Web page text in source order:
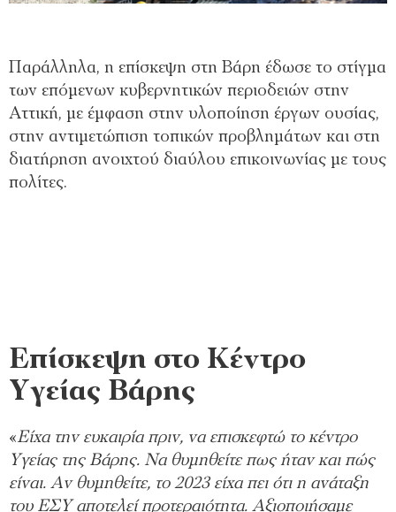
Παράλληλα, η επίσκεψη στη Βάρη έδωσε το στίγμα
των επόμενων κυβερνητικών περιοδειών στην
Αττική, με έμφαση στην υλοποίηση έργων ουσίας,
στην αντιμετώπιση τοπικών προβλημάτων και στη
διατήρηση ανοιχτού διαύλου επικοινωνίας με τους
πολίτες.
Επίσκεψη στο Κέντρο
Υγείας Βάρης
«Είχα την ευκαιρία πριν, να επισκεφτώ το κέντρο
Υγείας της Βάρης. Να θυμηθείτε πως ήταν και πώς
είναι. Αν θυμηθείτε, το 2023 είχα πει ότι η ανάταξη
του ΕΣΥ αποτελεί προτεραιότητα. Αξιοποιήσαμε